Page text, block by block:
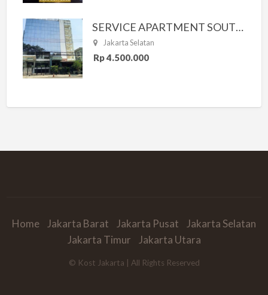
SERVICE APARTMENT SOUTH RESIDENCE
Jakarta Selatan
Rp 4.500.000
Home Jakarta Barat Jakarta Pusat
Jakarta Selatan
Jakarta Timur
Jakarta Utara
© Kost Jakarta | All Rights Reserved